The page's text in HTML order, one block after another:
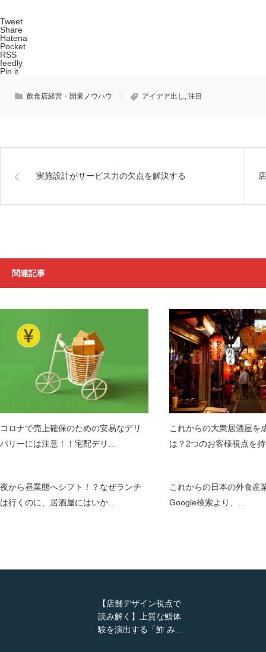
Tweet
Share
Hatena
Pocket
RSS
feedly
Pin it
飲食店経営・開業ノウハウ アイデア出し , 注目
実施設計がサービス力の欠点を解決する
関連記事
コロナで売上確保のための安易なデリ
バリーには注意！！宅配デリ…
これからの大衆居酒屋を
は？2つのお客様視点を
夜から昼業態へシフト！？なぜランチ
は行くのに、居酒屋にはいか…
これからの日本の外食産
Google検索より、…
【店舗デザイン視点で
読み解く】上質な鮨体
験を演出する「鮓 み…